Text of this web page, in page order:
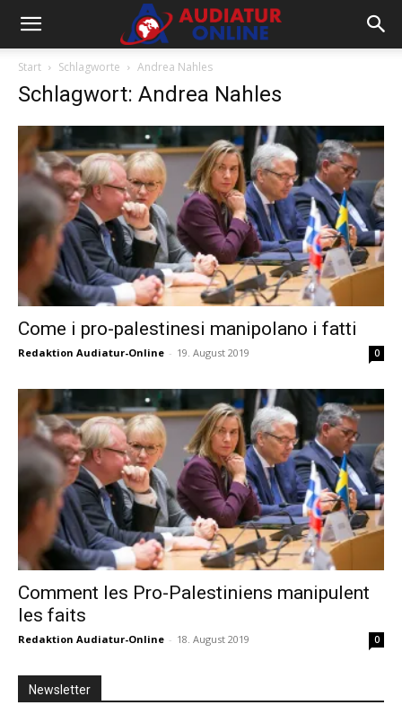
Start Schlagworte Andrea Nahles
Schlagwort: Andrea Nahles
Come i pro-palestinesi manipolano i fatti
Redaktion Audiatur-Online - 19. August 2019 0
Comment les Pro-Palestiniens manipulent
les faits
Redaktion Audiatur-Online - 18. August 2019 0
Newsletter